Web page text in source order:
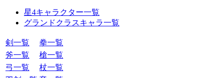
星4キャラクター一覧
グランドクラスキャラ一覧
剣一覧
拳一覧
斧一覧
槍一覧
弓一覧
杖一覧